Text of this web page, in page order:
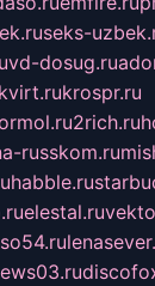
seks-
vd-dosug.ru
krospr.ru
2rich.ru
russkom.ru
habble.ru
elestal.ru